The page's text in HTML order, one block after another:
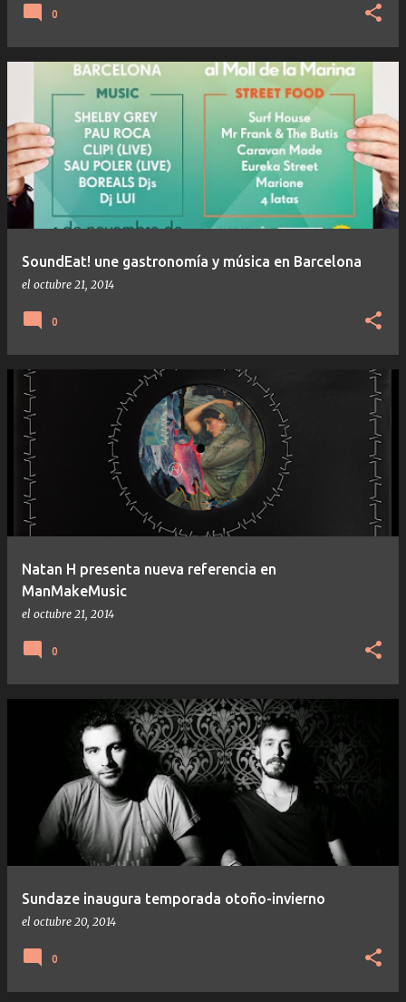
0
SoundEat! une gastronomía y música en Barcelona
el octubre 21, 2014
0
Natan H presenta nueva referencia en
ManMakeMusic
el octubre 21, 2014
0
Sundaze inaugura temporada otoño-invierno
el octubre 20, 2014
0